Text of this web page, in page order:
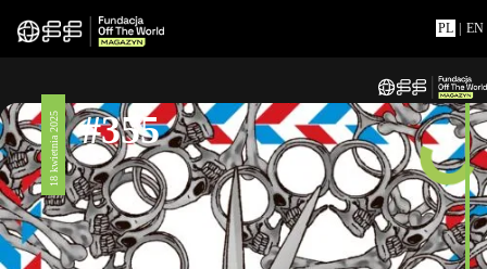
PL EN
18 kwietnia 2025 #355